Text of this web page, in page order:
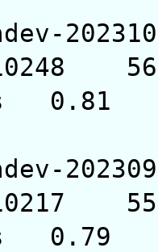
0.81
0.79